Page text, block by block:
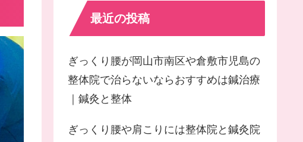
最近の投稿
ぎっくり腰が岡山市南区や倉敷市児島の
整体院で治らないならおすすめは鍼治療
｜鍼灸と整体
ぎっくり腰や肩こりには整体院と鍼灸院